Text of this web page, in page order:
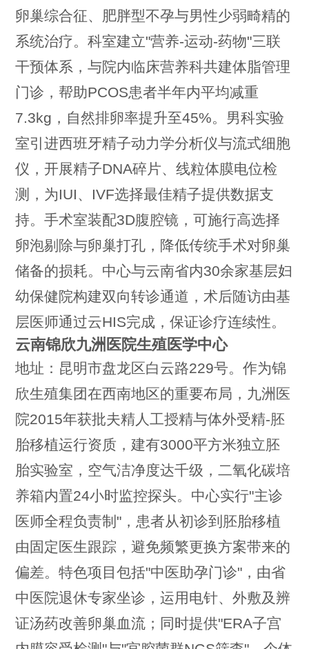
卵巢综合征、肥胖型不孕与男性少弱畸精的
系统治疗。科室建立"营养-运动-药物"三联
干预体系，与院内临床营养科共建体脂管理
门诊，帮助PCOS患者半年内平均减重
7.3kg，自然排卵率提升至45%。男科实验
室引进西班牙精子动力学分析仪与流式细胞
仪，开展精子DNA碎片、线粒体膜电位检
测，为IUI、IVF选择最佳精子提供数据支
持。手术室装配3D腹腔镜，可施行高选择
卵泡剔除与卵巢打孔，降低传统手术对卵巢
储备的损耗。中心与云南省内30余家基层妇
幼保健院构建双向转诊通道，术后随访由基
层医师通过云HIS完成，保证诊疗连续性。
云南锦欣九洲医院生殖医学中心
地址：昆明市盘龙区白云路229号。作为锦
欣生殖集团在西南地区的重要布局，九洲医
院2015年获批夫精人工授精与体外受精-胚
胎移植运行资质，建有3000平方米独立胚
胎实验室，空气洁净度达千级，二氧化碳培
养箱内置24小时监控探头。中心实行"主诊
医师全程负责制"，患者从初诊到胚胎移植
由固定医生跟踪，避免频繁更换方案带来的
偏差。特色项目包括"中医助孕门诊"，由省
中医院退休专家坐诊，运用电针、外敷及辨
证汤药改善卵巢血流；同时提供"ERA子宫